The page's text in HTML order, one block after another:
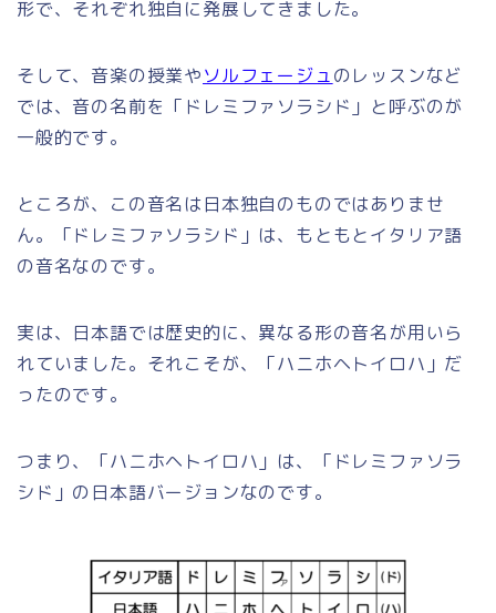
形で、それぞれ独自に発展してきました。
そして、音楽の授業やソルフェージュのレッスンなど
では、音の名前を「ドレミファソラシド」と呼ぶのが
一般的です。
ところが、この音名は日本独自のものではありませ
ん。「ドレミファソラシド」は、もともとイタリア語
の音名なのです。
実は、日本語では歴史的に、異なる形の音名が用いら
れていました。それこそが、「ハニホヘトイロハ」だ
ったのです。
つまり、「ハニホヘトイロハ」は、「ドレミファソラ
シド」の日本語バージョンなのです。